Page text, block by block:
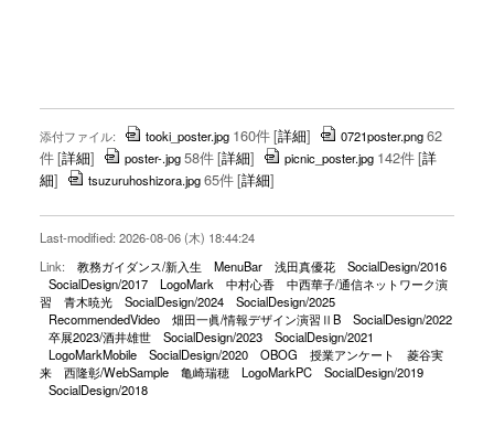
添付ファイル: tooki_poster.jpg 160件[詳細] 0721poster.png62
件[詳細] poster-.jpg58件[詳細] picnic_poster.jpg 142件[詳
細] tsuzuruhoshizora.jpg65件[詳細]
Last-modified: 2026-08-06 (木) 18:44:24
Link:
教務ガイダンス/新入生 MenuBar 浅田真優花
SocialDesign/2016
SocialDesign/2017
LogoMark 中村心香
中西華子/通信ネットワーク演
習
青木暁光 SocialDesign/2024
SocialDesign/2025
RecommendedVideo
畑田一眞/情報デザイン演習ⅡB
SocialDesign/2022
卒展2023/酒井雄世
SocialDesign/2023
SocialDesign/2021
LogoMarkMobile
SocialDesign/2020 OBOG 授業アンケート
菱谷実
来
西隆彰/WebSample 亀崎瑞穂 LogoMarkPC
SocialDesign/2019
SocialDesign/2018